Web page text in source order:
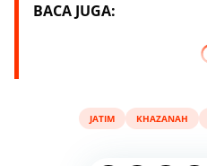
BACA JUGA:
JATIM KHAZANAH